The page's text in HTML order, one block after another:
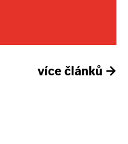
více článků →